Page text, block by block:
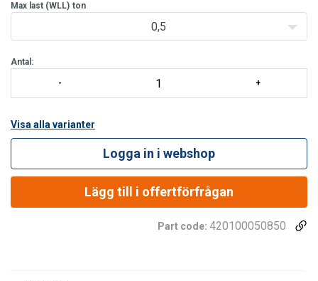
prestandakraven i den amerikanska federala specifikationen RR-
Max last (WLL) ton
0,5
Antal:
Visa alla varianter
Logga in i webshop
Lägg till i offertförfrågan
Part code: 420100050850